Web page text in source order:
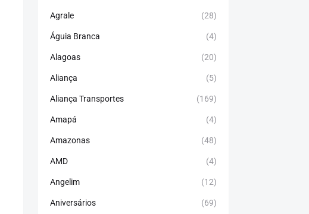
Agrale (28)
Águia Branca (4)
Alagoas (20)
Aliança (5)
Aliança Transportes (169)
Amapá (4)
Amazonas (48)
AMD (4)
Angelim (12)
Aniversários (69)